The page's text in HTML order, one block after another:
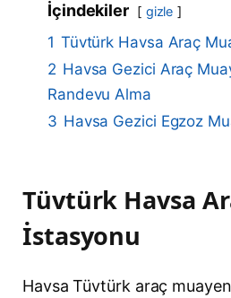
İçindekiler gizle
1 Tüvtürk Havsa Araç
2 Havsa Gezici Araç
Randevu Alma
3 Havsa Gezici Egzoz
Tüvtürk Havsa
İstasyonu
Havsa Tüvtürk araç